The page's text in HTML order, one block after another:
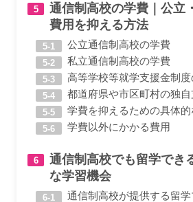
通信制高校の学費｜公立
費用を抑える方法
公立通信制高校の学費
私立通信制高校の学費
高等学校等就学支援金制度
都道府県や市区町村の独
学費を抑えるための具体
学費以外にかかる費用
通信制高校でも留学でき
な学習機会
通信制高校が提供する留